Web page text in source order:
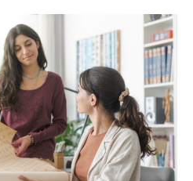
et
fibre
de
verre
:
de
sa